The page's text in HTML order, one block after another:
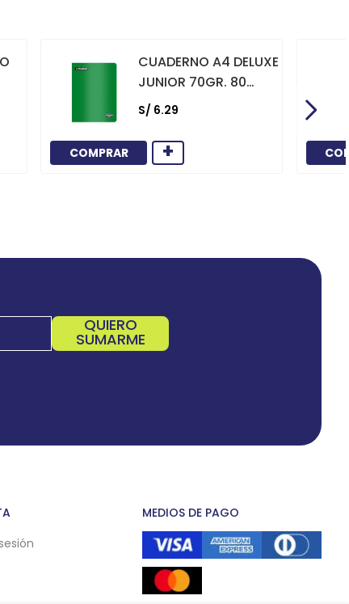
CUADERNO A4 DELUXE
JUNIOR 70GR. 80
HOJAS
CUADRICULADO
MARCO ROJO VERDE
S/ 6.29
COMPRAR +
QUIERO
SUMARME
MEDIOS DE PAGO